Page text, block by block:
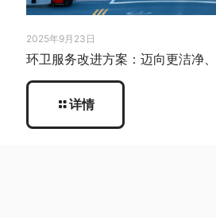
2025年9月23日
环卫服务改进方案：迈向更洁净
详情